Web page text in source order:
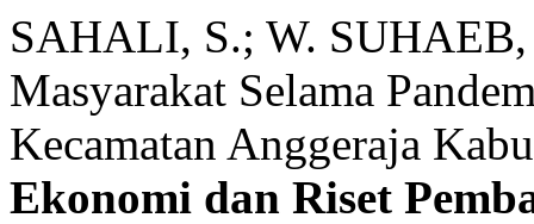
SAHALI, S.; W.
Masyarakat Selama
Kecamatan Anggeraja
Ekonomi dan Riset